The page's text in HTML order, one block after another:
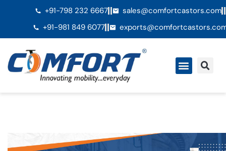
+91-798 232 6667
sales@comfortcastors.com
+91-981 849 6077